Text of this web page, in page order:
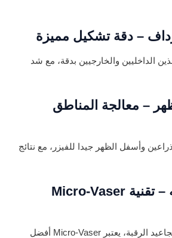
– دقة تشكيل مميزة
الداخليين والخارجيين بدقة، مع شد
– معالجة المناطق
وأسفل الظهر جيدا للفيزر، مع نتائج
الرقبة والوجه – تقنية Micro-Vaser
لعلاج الذقن المزدوج وتجاعيد الرقبة، يعتبر Micro-Vaser أفضل